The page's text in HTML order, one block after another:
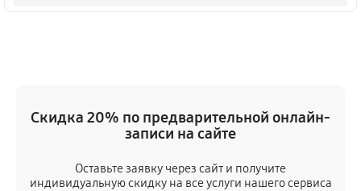
Скидка 20% по предварительной онлайн-
записи на сайте
Оставьте заявку через сайт и получите
индивидуальную скидку на все услуги нашего сервиса